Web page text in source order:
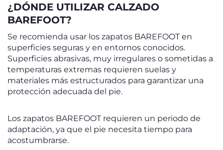
¿DÓNDE UTILIZAR CALZADO
BAREFOOT?
Se recomienda usar los zapatos BAREFOOT en
superficies seguras y en entornos conocidos.
Superficies abrasivas, muy irregulares o sometidas a
temperaturas extremas requieren suelas y
materiales más estructurados para garantizar una
protección adecuada del pie.
Los zapatos BAREFOOT requieren un periodo de
adaptación, ya que el pie necesita tiempo para
acostumbrarse.